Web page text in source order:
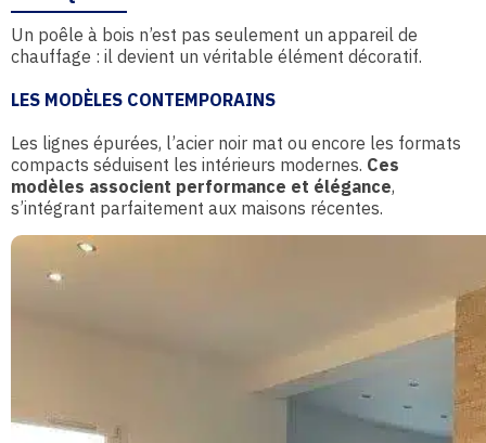
Un poêle à bois n’est pas seulement un appareil de
chauffage : il devient un véritable élément décoratif.
LES MODÈLES CONTEMPORAINS
Les lignes épurées, l’acier noir mat ou encore les formats
compacts séduisent les intérieurs modernes. Ces
modèles associent performance et élégance,
s’intégrant parfaitement aux maisons récentes.